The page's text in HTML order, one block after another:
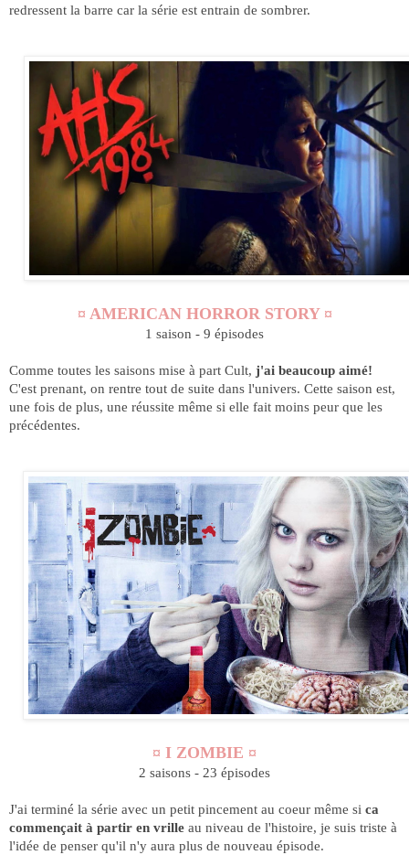
redressent la barre car la série est entrain de sombrer.
¤ AMERICAN HORROR STORY ¤
1 saison - 9 épisodes
Comme toutes les saisons mise à part Cult, j'ai beaucoup aimé!
C'est prenant, on rentre tout de suite dans l'univers. Cette saison est,
une fois de plus, une réussite même si elle fait moins peur que les
précédentes.
¤ I ZOMBIE ¤
2 saisons - 23 épisodes
J'ai terminé la série avec un petit pincement au coeur même si ca
commençait à partir en vrille au niveau de l'histoire, je suis triste à
l'idée de penser qu'il n'y aura plus de nouveau épisode.